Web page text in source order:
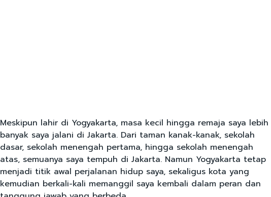
Meskipun lahir di Yogyakarta, masa kecil hingga remaja saya lebih
banyak saya jalani di Jakarta. Dari taman kanak-kanak, sekolah
dasar, sekolah menengah pertama, hingga sekolah menengah
atas, semuanya saya tempuh di Jakarta. Namun Yogyakarta tetap
menjadi titik awal perjalanan hidup saya, sekaligus kota yang
kemudian berkali-kali memanggil saya kembali dalam peran dan